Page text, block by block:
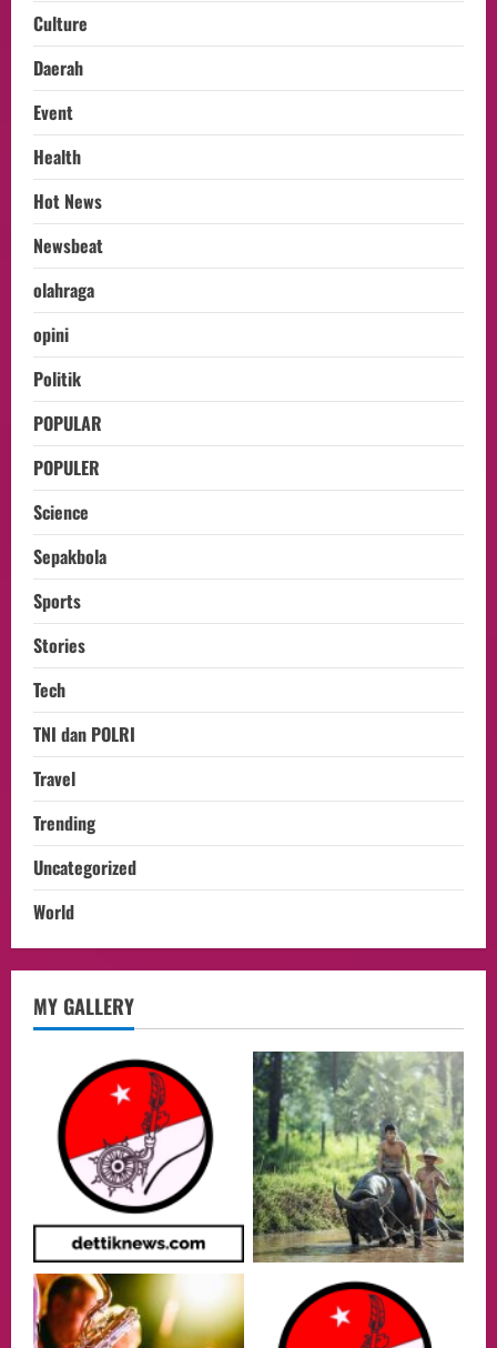
Culture
Daerah
Event
Health
Hot News
Newsbeat
olahraga
opini
Politik
POPULAR
POPULER
Science
Sepakbola
Sports
Stories
Tech
TNI dan POLRI
Travel
Trending
Uncategorized
World
MY GALLERY
lembaga investor, Berorientasi Untuk
Meningkatkan SDM
05/08/2026
3
Health
Aliyuddin: Anak Indonesia di Luar Negeri
Harus Berprestasi, Berkarakter, dan
Menjaga Nama Baik Bangsa
05/08/2026
Putusan Diundur Lagi, Pernyataan
Hakim pada Sidang Sebelumnya Jadi